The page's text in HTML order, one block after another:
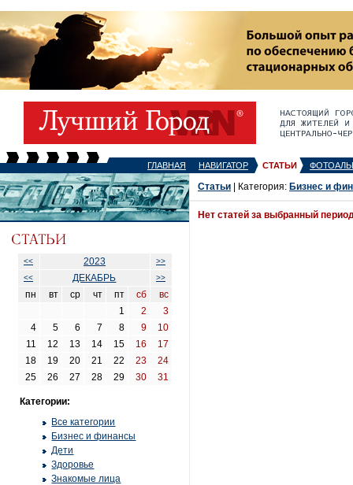
ГЛАВНАЯ НАВИГАТОР СТАТЬИ
<< 2023
>>
<<
ДЕКАБРЬ >>
пн вт ср чт пт сб
вс
1
2
3
4
5 6 7 8 9
10
11
12 13 14 15 16
17
18
19 20 21 22 23
24
25
26 27 28 29 30 31
Категории:
Все категории
Бизнес и финансы
Дети
Здоровье
Знакомые лица
Статьи | Категория: Бизнес и
Нет статей за выбранный